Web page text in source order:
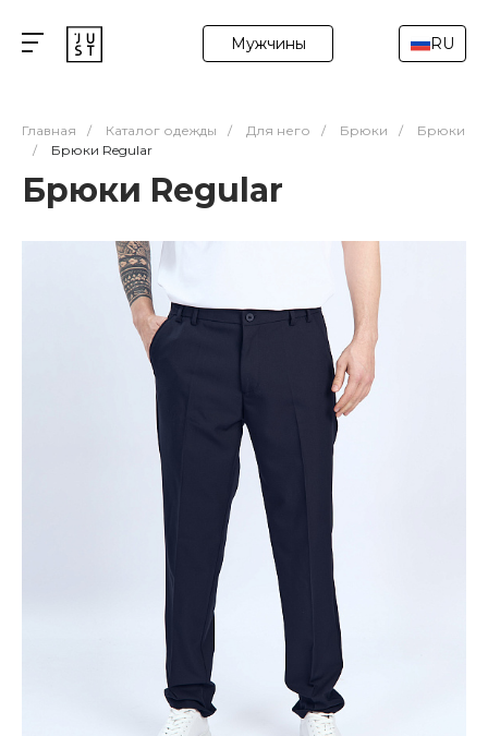
Мужчины RU
Главная / Каталог одежды / Для него / Брюки /
Брюки
/
Брюки Regular
Брюки Regular